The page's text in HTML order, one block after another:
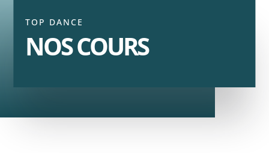
TOP DANCE
NOS COURS